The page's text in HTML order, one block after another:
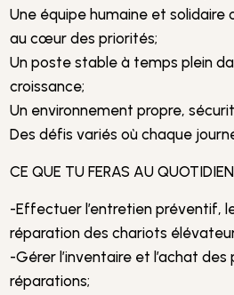
Une équipe humaine et solidaire
au cœur des priorités;
Un poste stable à temps plein
croissance;
Un environnement propre,
Des défis variés où chaque
CE QUE TU FERAS AU
-Effectuer l’entretien préventif,
réparation des chariots
-Gérer l’inventaire et l’achat
réparations;